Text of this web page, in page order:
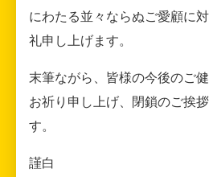
にわたる並々ならぬご愛顧に
礼申し上げます。
末筆ながら、皆様の今後のご
お祈り申し上げ、閉鎖のご挨
す。
謹白